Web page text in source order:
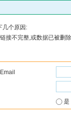
几个原因:
接不完整,或数据已被删
Email